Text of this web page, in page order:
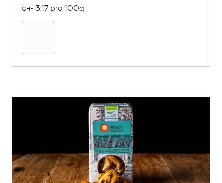
CHF 3.17 pro 100g